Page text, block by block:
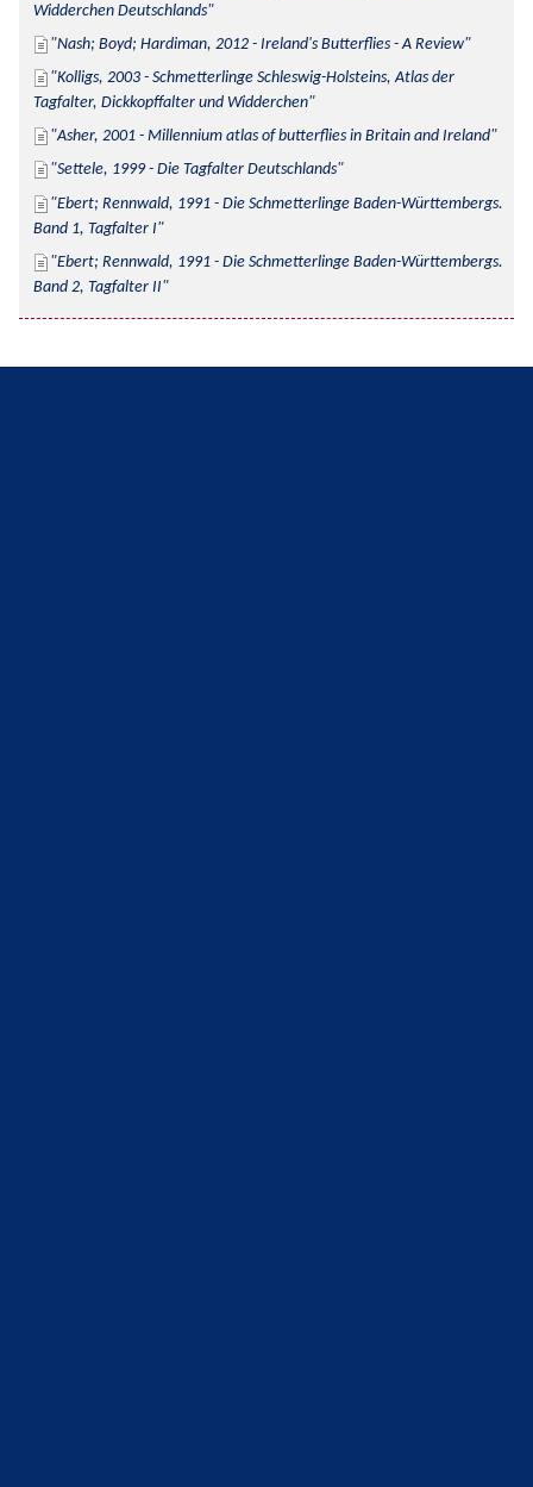
Widderchen Deutschlands
Nash; Boyd; Hardiman, 2012 - Ireland's Butterflies - A Review
Kolligs, 2003 - Schmetterlinge Schleswig-Holsteins, Atlas der
Tagfalter, Dickkopffalter und Widderchen
Asher, 2001 - Millennium atlas of butterflies in Britain and Ireland
Settele, 1999 - Die Tagfalter Deutschlands
Ebert; Rennwald, 1991 - Die Schmetterlinge Baden-Württembergs.
Band 1, Tagfalter I
Ebert; Rennwald, 1991 - Die Schmetterlinge Baden-Württembergs.
Band 2, Tagfalter II